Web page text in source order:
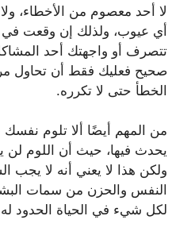
لا أحد معصوم من الأخطاء،
أي عيوب، ولذلك إن وقعت
تتصرف أو واجهتك أحد
صحيح فعليك فقط أن تحاول
الخطأ حتى لا تكرره.
من المهم أيضًا ألا تلوم
يحدث فيها، حيث أن اللوم
ولكن هذا لا يعني أنه لا يجب
النفس والحزن من سمات
لكل شيء في الحياة الحدود